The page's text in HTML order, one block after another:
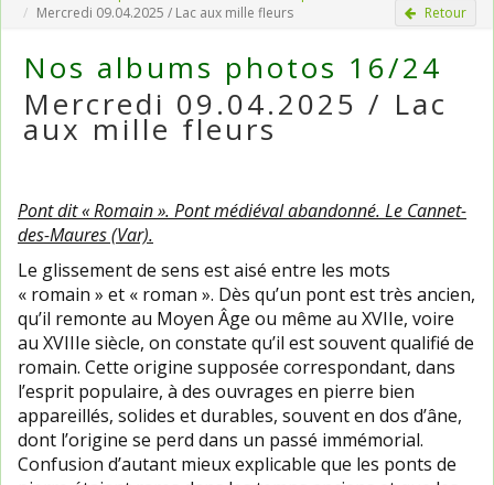
Mercredi 09.04.2025 / Lac aux mille fleurs
Retour
Nos albums photos 16/24
Mercredi 09.04.2025 / Lac
aux mille fleurs
Pont dit « Romain ». Pont médiéval abandonné. Le Cannet-
des-Maures (Var).
Le glissement de sens est aisé entre les mots
« romain » et « roman ». Dès qu’un pont est très ancien,
qu’il remonte au Moyen Âge ou même au XVIIe, voire
au XVIIIe siècle, on constate qu’il est souvent qualifié de
romain. Cette origine supposée correspondant, dans
l’esprit populaire, à des ouvrages en pierre bien
appareillés, solides et durables, souvent en dos d’âne,
dont l’origine se perd dans un passé immémorial.
Confusion d’autant mieux explicable que les ponts de